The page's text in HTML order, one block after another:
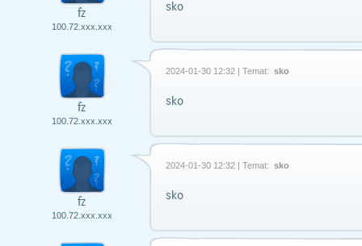
fz
100.72.xxx.xxx
sko
fz
100.72.xxx.xxx
2024-01-30 12:32 | Temat: sko
sko
fz
100.72.xxx.xxx
2024-01-30 12:32 | Temat: sko
sko